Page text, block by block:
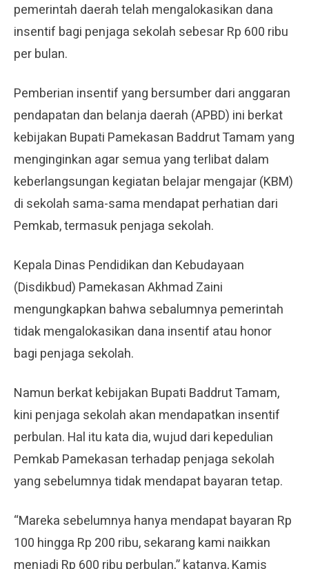
pemerintah daerah telah mengalokasikan dana
insentif bagi penjaga sekolah sebesar Rp 600 ribu
per bulan.
Pemberian insentif yang bersumber dari anggaran
pendapatan dan belanja daerah (APBD) ini berkat
kebijakan Bupati Pamekasan Baddrut Tamam yang
menginginkan agar semua yang terlibat dalam
keberlangsungan kegiatan belajar mengajar (KBM)
di sekolah sama-sama mendapat perhatian dari
Pemkab, termasuk penjaga sekolah.
Kepala Dinas Pendidikan dan Kebudayaan
(Disdikbud) Pamekasan Akhmad Zaini
mengungkapkan bahwa sebalumnya pemerintah
tidak mengalokasikan dana insentif atau honor
bagi penjaga sekolah.
Namun berkat kebijakan Bupati Baddrut Tamam,
kini penjaga sekolah akan mendapatkan insentif
perbulan. Hal itu kata dia, wujud dari kepedulian
Pemkab Pamekasan terhadap penjaga sekolah
yang sebelumnya tidak mendapat bayaran tetap.
“Mareka sebelumnya hanya mendapat bayaran Rp
100 hingga Rp 200 ribu, sekarang kami naikkan
menjadi Rp 600 ribu perbulan,” katanya, Kamis